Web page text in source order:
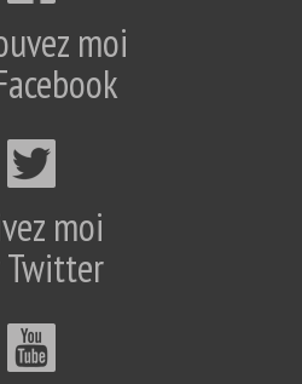
moi
moi
Twitter